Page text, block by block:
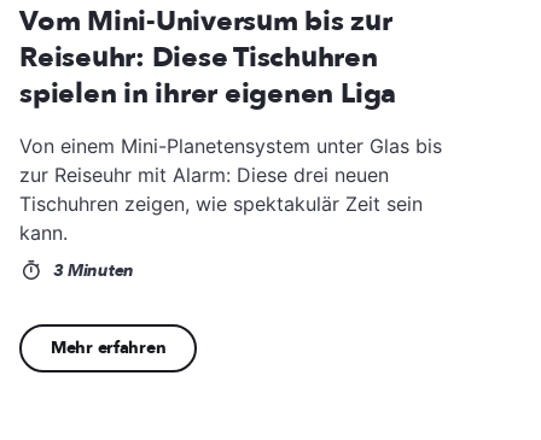
Vom Mini-Universum bis zur
Reiseuhr: Diese Tischuhren
spielen in ihrer eigenen Liga
Von einem Mini-Planetensystem unter Glas bis
zur Reiseuhr mit Alarm: Diese drei neuen
Tischuhren zeigen, wie spektakulär Zeit sein
kann.
3 Minuten
Mehr erfahren